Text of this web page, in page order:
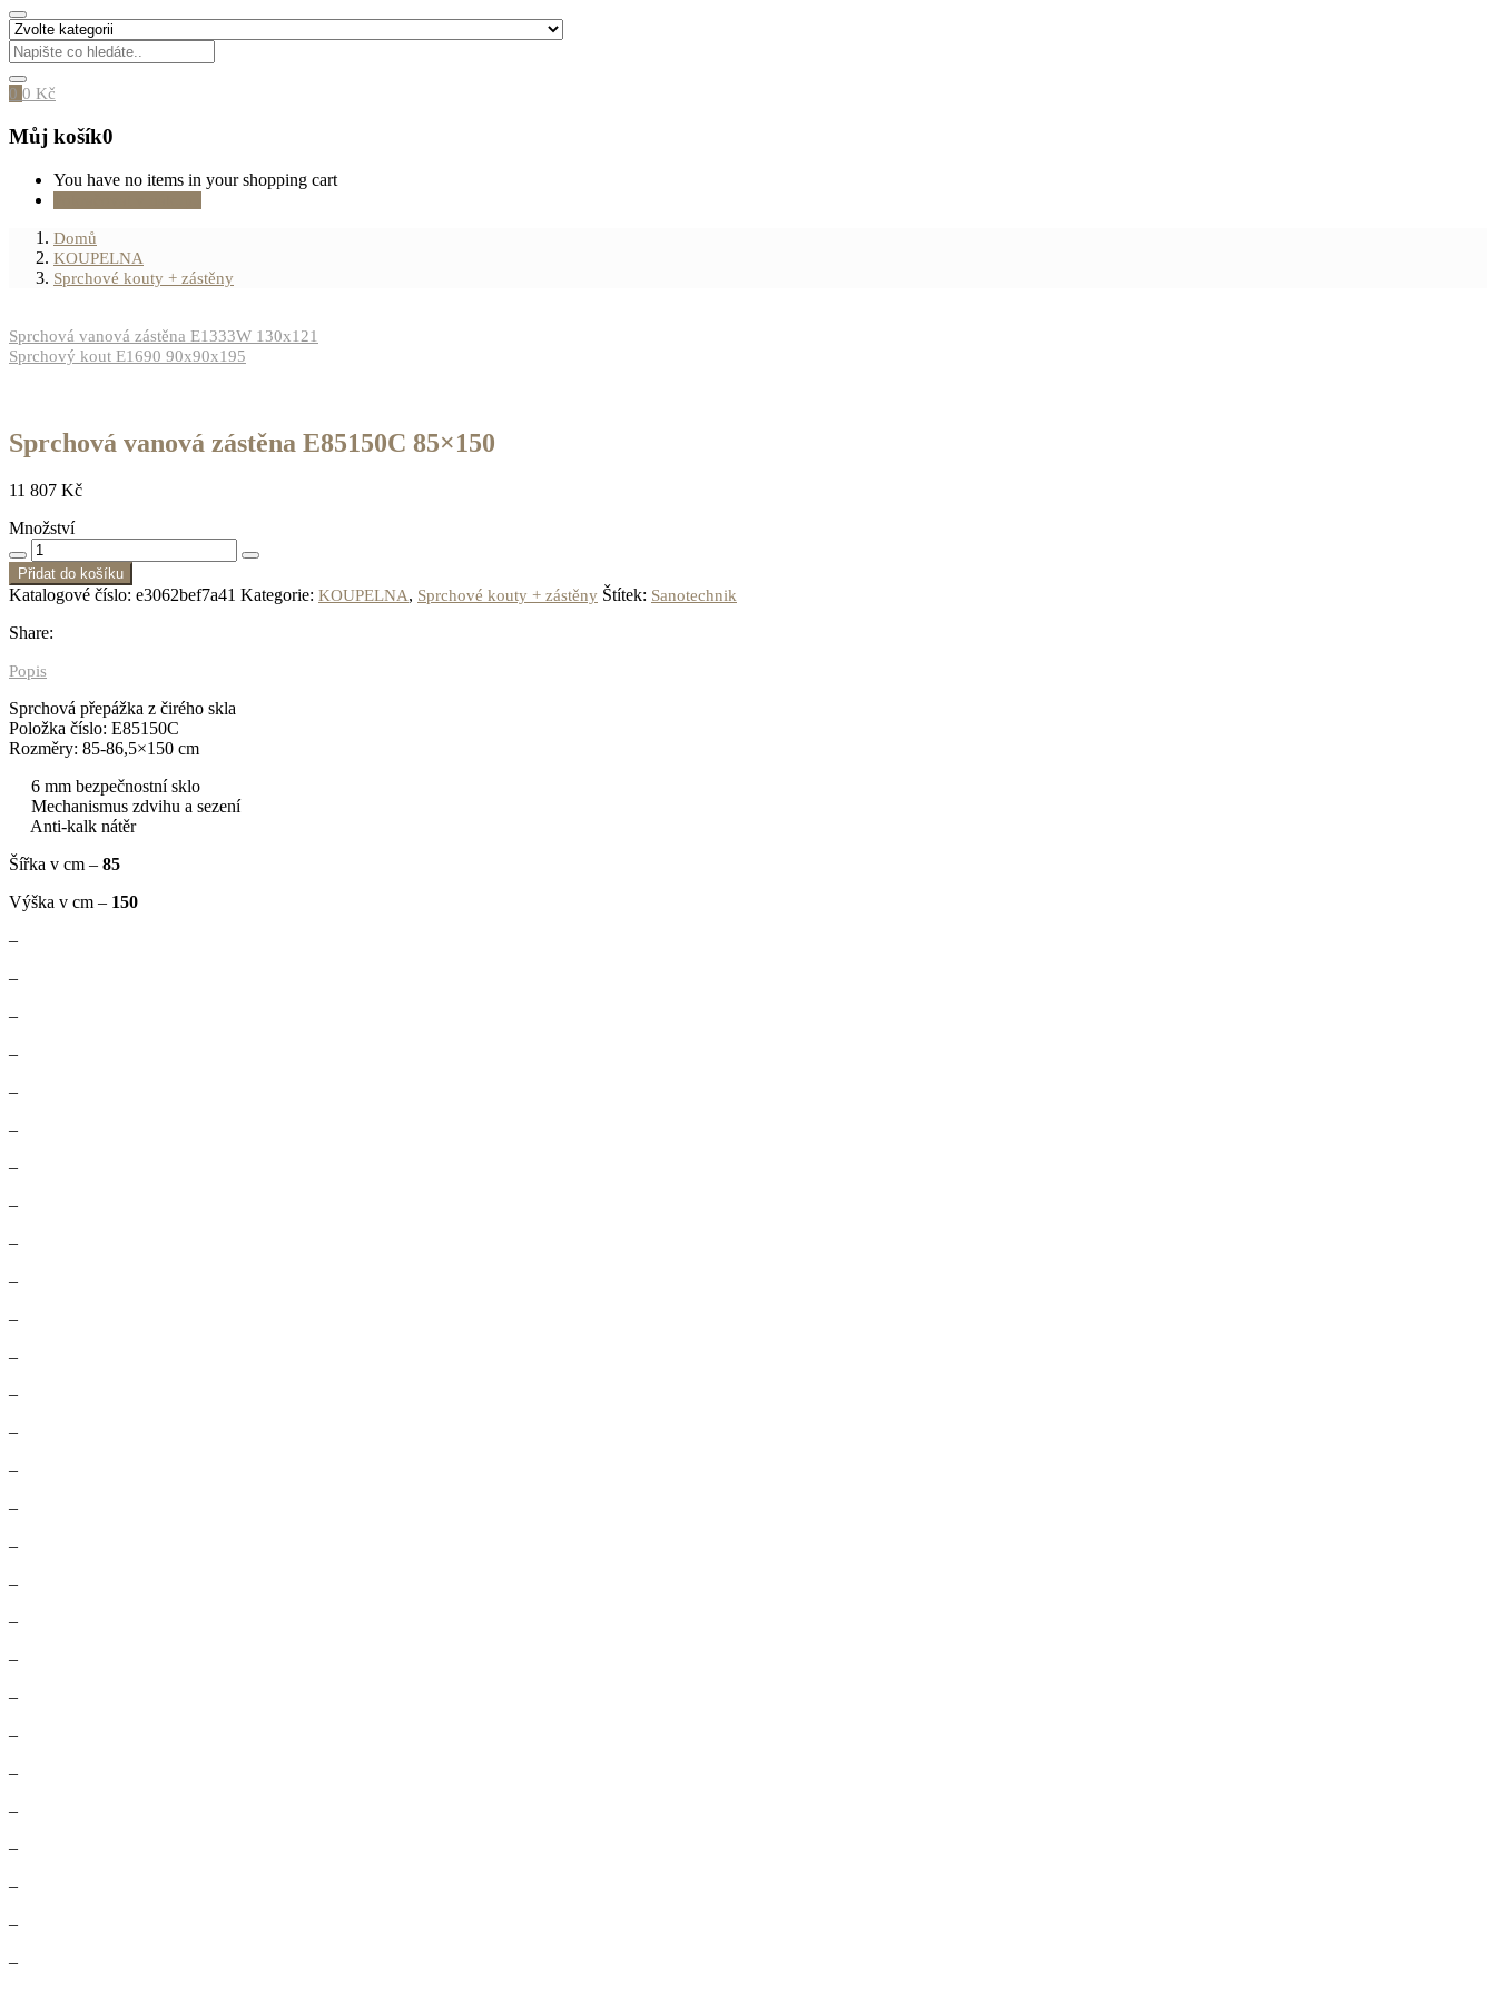
0 0 Kč
Můj košík0
You have no items in your shopping cart
Domů
KOUPELNA
Sprchové kouty + zástěny
Sprchová vanová zástěna E1333W 130x121
Sprchový kout E1690 90x90x195
Sprchová vanová zástěna E85150C 85×150
11 807 Kč
Množství
Přidat do košíku
Katalogové číslo: e3062bef7a41 Kategorie: KOUPELNA, Sprchové kouty + zástěny Štítek: Sanotechnik
Share:
Popis
Sprchová přepážka z čirého skla
Položka číslo: E85150C
Rozměry: 85-86,5×150 cm
6 mm bezpečnostní sklo
Mechanismus zdvihu a sezení
Anti-kalk nátěr
Šířka v cm – 85
Výška v cm – 150
–
–
–
–
–
–
–
–
–
–
–
–
–
–
–
–
–
–
–
–
–
–
–
–
–
–
–
–